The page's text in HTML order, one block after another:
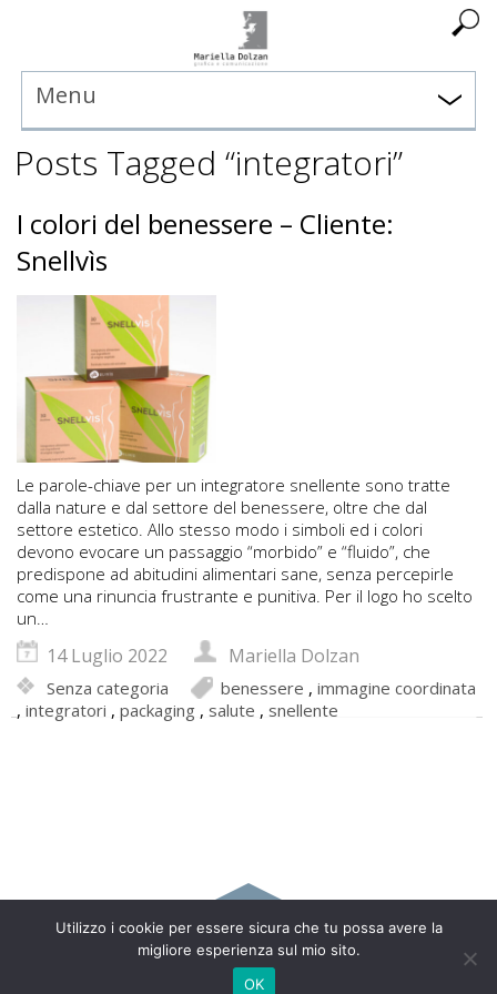
Menu
Posts Tagged “integratori”
I colori del benessere – Cliente:
Snellvìs
Le parole-chiave per un integratore snellente sono tratte
dalla nature e dal settore del benessere, oltre che dal
settore estetico. Allo stesso modo i simboli ed i colori
devono evocare un passaggio “morbido” e “fluido”, che
predispone ad abitudini alimentari sane, senza percepirle
come una rinuncia frustrante e punitiva. Per il logo ho scelto
un…
14 Luglio 2022 Mariella Dolzan
Senza categoria benessere , immagine coordinata
, integratori , packaging , salute , snellente
Copyright 2017 Mariella Dolzan - Via Nobili Cappello, 24 –
35015 Galliera Veneta (PD) – Italy | 333 7553544 |
info@marielladolzan.it
Utilizzo i cookie per essere sicura che tu possa avere la
migliore esperienza sul mio sito.
OK